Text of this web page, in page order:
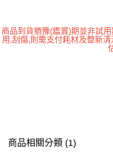
商品到貨猶豫(鑑賞)期並非試
用,刮傷,則需支付耗材及整新
商品相關分類 (1)